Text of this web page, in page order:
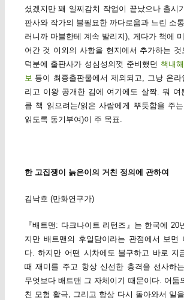
셨겠지만 꽤 일찌감치 작업이 끝났으나 출시
판사와 작가의 불필요한 까다로움과 느린 소
러니까 마블한테 계속 발리지), 게다가 책에
어간 것 이외의 사항을 현지에서 추가하는 것
덕분에 출판사가 성심성의껏 준비했던 책내
보 등이 최종출판물에서 제외되고, 그냥 온라
리고 이왕 공개한 김에 여기에도 살짝. 뭐 여
큼 책 읽으려는/읽은 사람에게 뿌듯함을 주
읽도록 동기부여)이 주 목표.
한 고집쟁이 늙은이의 거친 정의에 관하여
김낙호 (만화연구가)
『배트맨: 다크나이트 리턴즈』는 한국에 20
지만 배트맨의 후일담이라는 관점에서 보면
다. 하지만 어떤 시차에도 불구하고 바로 지
때 재미를 주고 항상 신선한 충격을 선사하
무엇보다 배트맨 그 자체이기 때문이다. 어둠
친 모험 활극, 그리고 항상 다시 돌아와서 일